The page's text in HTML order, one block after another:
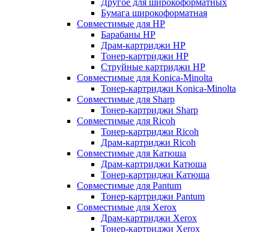
Другое для широкоформатных
Бумага широкоформатная
Совместимые для HP
Барабаны HP
Драм-картриджи HP
Тонер-картриджи HP
Струйные картриджи HP
Совместимые для Konica-Minolta
Тонер-картриджи Konica-Minolta
Совместимые для Sharp
Тонер-картриджи Sharp
Совместимые для Ricoh
Тонер-картриджи Ricoh
Драм-картриджи Ricoh
Совместимые для Катюша
Драм-картриджи Катюша
Тонер-картриджи Катюша
Совместимые для Pantum
Тонер-картриджи Pantum
Совместимые для Xerox
Драм-картриджи Xerox
Тонер-картриджи Xerox